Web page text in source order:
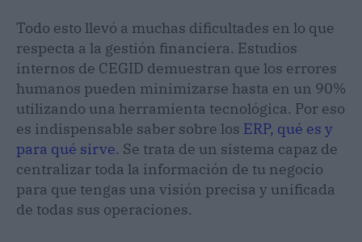
Todo esto llevó a muchas dificultades en lo que
respecta a la gestión financiera. Estudios
internos de CEGID demuestran que los errores
humanos pueden minimizarse hasta en un 90%
utilizando una herramienta tecnológica. Por eso
es indispensable saber sobre los ERP, qué es y
para qué sirve. Se trata de un sistema capaz de
centralizar toda la información de tu negocio
para que tengas una visión precisa y unificada
de todas sus operaciones.